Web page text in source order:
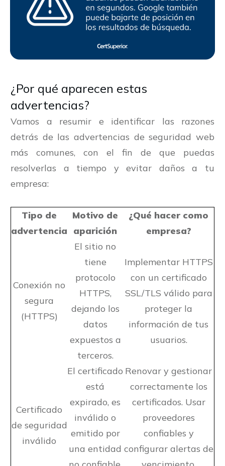
¿Por qué aparecen estas
advertencias?
Vamos a resumir e identificar las razones
detrás de las advertencias de seguridad web
más comunes, con el fin de que puedas
resolverlas a tiempo y evitar daños a tu
empresa:
Tipo de
advertencia
Motivo de
aparición
¿Qué hacer como
empresa?
Conexión no
segura
(HTTPS)
El sitio no
tiene
protocolo
HTTPS,
dejando los
datos
expuestos a
terceros.
Implementar HTTPS
con un certificado
SSL/TLS válido para
proteger la
información de tus
usuarios.
Certificado
de seguridad
inválido
El certificado
está
expirado, es
inválido o
emitido por
una entidad
Renovar y gestionar
correctamente los
certificados. Usar
proveedores
confiables y
configurar alertas de